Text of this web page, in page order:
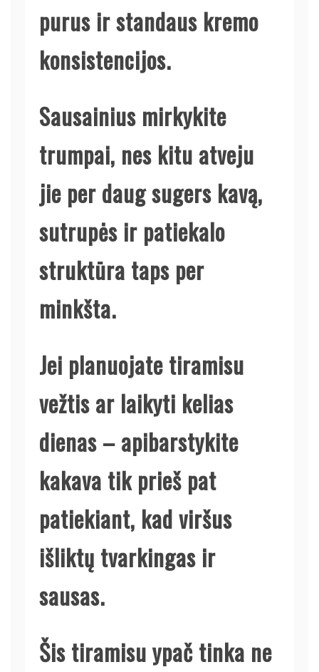
purus ir standaus kremo
konsistencijos.
Sausainius mirkykite
trumpai, nes kitu atveju
jie per daug sugers kavą,
sutrupės ir patiekalo
struktūra taps per
minkšta.
Jei planuojate tiramisu
vežtis ar laikyti kelias
dienas – apibarstykite
kakava tik prieš pat
patiekiant, kad viršus
išliktų tvarkingas ir
sausas.
Šis tiramisu ypač tinka ne